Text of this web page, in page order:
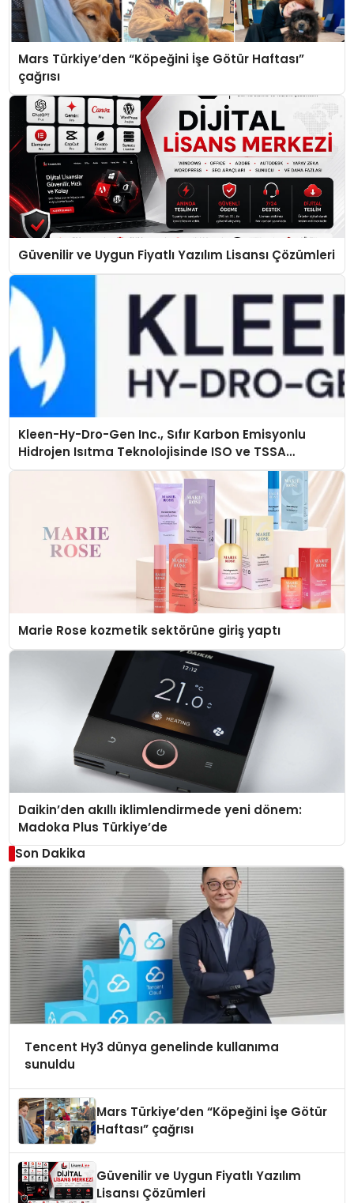
Mars Türkiye’den “Köpeğini İşe Götür Haftası”
çağrısı
Güvenilir ve Uygun Fiyatlı Yazılım Lisansı Çözümleri
Kleen-Hy-Dro-Gen Inc., Sıfır Karbon Emisyonlu
Hidrojen Isıtma Teknolojisinde ISO ve TSSA
Düzenleyici Onaylarını Aldı
Marie Rose kozmetik sektörüne giriş yaptı
Daikin’den akıllı iklimlendirmede yeni dönem:
Madoka Plus Türkiye’de
Son Dakika
Tencent Hy3 dünya genelinde kullanıma
sunuldu
Mars Türkiye’den “Köpeğini İşe Götür
Haftası” çağrısı
Güvenilir ve Uygun Fiyatlı Yazılım
Lisansı Çözümleri